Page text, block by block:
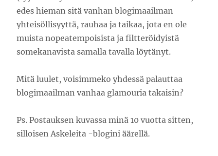
edes hieman sitä vanhan blogimaailman
yhteisöllisyyttä, rauhaa ja taikaa, jota en ole
muista nopeatempoisista ja filtteröidyistä
somekanavista samalla tavalla löytänyt.
Mitä luulet, voisimmeko yhdessä palauttaa
blogimaailman vanhaa glamouria takaisin?
Ps. Postauksen kuvassa minä 10 vuotta sitten,
silloisen Askeleita -blogini äärellä.